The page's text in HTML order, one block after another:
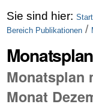
Sie sind hier:
Bereich Publikationen /
Monatsplan
Monat